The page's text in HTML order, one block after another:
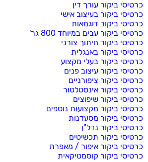
כרטיסי ביקור עורך דין
כרטיסי ביקור בעיצוב אישי
כרטיסי ביקור דוגמאות
כרטיסי ביקור עבים במיוחד 800 גר'
כרטיסי ביקור חיתוך צורני
כרטיסי ביקור באנגלית
כרטיסי ביקור בעלי מקצוע
כרטיסי ביקור עיצוב פנים
כרטיסי ביקור ציפורניים
כרטיסי ביקור אינסטלטור
כרטיסי ביקור שיפוצים
כרטיסי ביקור מקצועות נוספים
כרטיסי ביקור מסעדנות
כרטיסי ביקור נדל"ן
כרטיסי ביקור תכשיטים
כרטיסי ביקור איפור / מאפרת
כרטיסי ביקור קוסמטיקאית